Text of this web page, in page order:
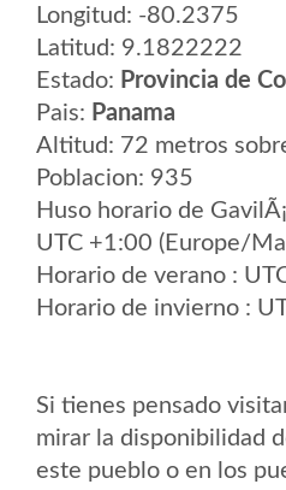
Longitud: -80.2375
Latitud: 9.1822222
Estado: Provincia de
Pais: Panama
Altitud: 72 metros
Poblacion: 935
Huso horario de
UTC +1:00 (Europe/
Horario de verano :
Horario de invierno :
Si tienes pensado
mirar la disponibilidad
este pueblo o en los